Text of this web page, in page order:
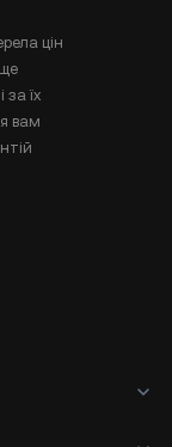
цін
за їх
вам